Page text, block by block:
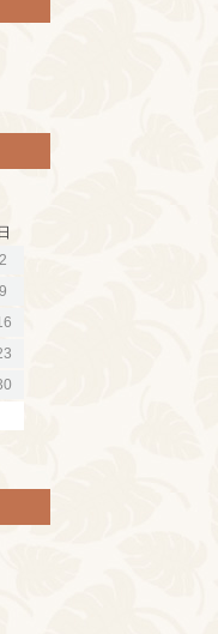
日
2
9